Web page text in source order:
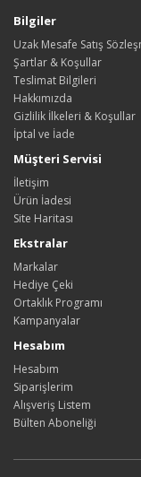
Bilgiler
Uzak Mesafe Satış
Şartlar & Koşullar
Teslimat Bilgileri
Hakkımızda
Gizlilik İlkeleri & Koşullar
İptal ve İade
Müşteri Servisi
İletişim
Ürün İadesi
Site Haritası
Ekstralar
Markalar
Hediye Çeki
Ortaklık Programı
Kampanyalar
Hesabım
Hesabım
Siparişlerim
Alışveriş Listem
Bülten Aboneliği